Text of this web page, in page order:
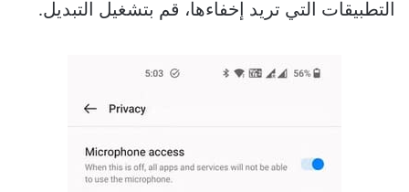
التطبيقات التي تريد إخفاءها، قم بتشغيل التبديل.